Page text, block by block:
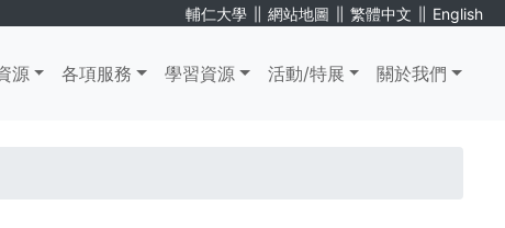
輔仁大學 ∥ 網站地圖 ∥ 繁體中文 ∥ English
源 各項服務 學習資源 活動/特展 關於我們